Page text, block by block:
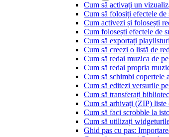
Cum să activați un
Cum să folosiți efectele
Cum activezi și folosești
Cum folosești efectele de
Cum să exportați
Cum să creezi o listă de
Cum să redai muzica de
Cum să redai propria
Cum să schimbi copertele
Cum să editezi versurile
Cum să transferați
Cum să arhivați (ZIP) liste
Cum să faci scrobble la
Cum să utilizați
Ghid pas cu pas: